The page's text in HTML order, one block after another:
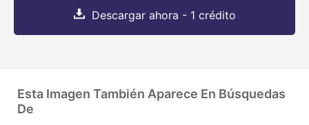
Descargar ahora - 1 crédito
Esta Imagen También Aparece En Búsquedas
De